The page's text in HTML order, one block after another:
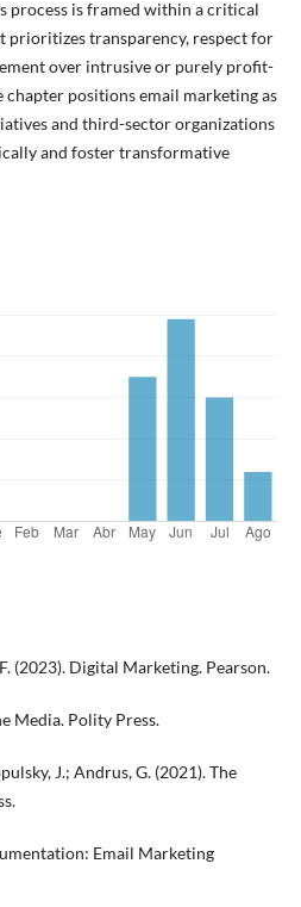
process is framed within a critical
prioritizes transparency, respect for
over intrusive or purely profit-
positions email marketing as
and third-sector organizations
and foster transformative
(2023). Digital Marketing. Pearson.
Media. Polity Press.
J.; Andrus, G. (2021). The
Email Marketing